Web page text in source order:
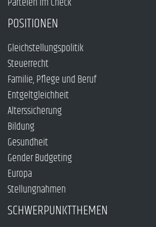
POSITIONEN
Gleichstellungspolitik
Steuerrecht
Familie, Pflege und Beruf
Entgeltgleichheit
Alterssicherung
Bildung
Gesundheit
Gender Budgeting
Europa
Stellungnahmen
SCHWERPUNKTTHEMEN